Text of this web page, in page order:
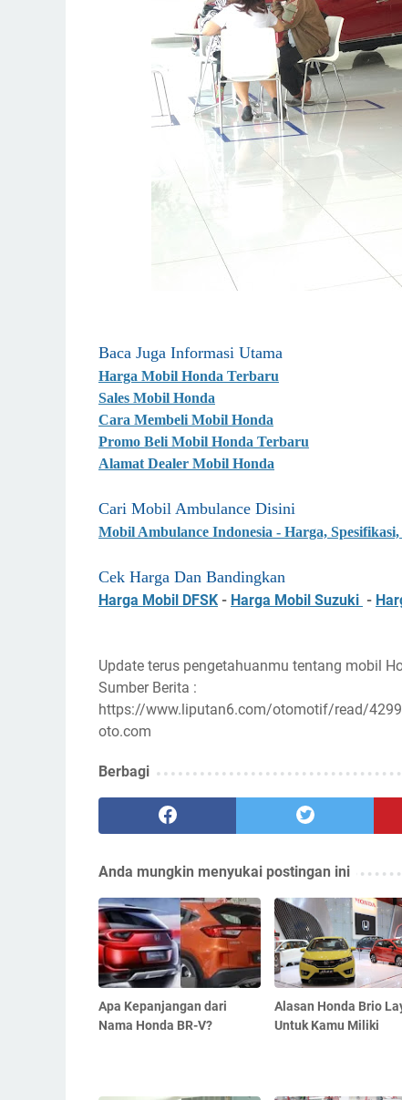
Baca Juga Informasi Utama
Harga Mobil Honda Terbaru
Sales Mobil Honda
Cara Membeli Mobil Honda
Promo Beli Mobil Honda Terbaru
Alamat Dealer Mobil Honda
Cari Mobil Ambulance Disini
Mobil Ambulance Indonesia - Harga,
Cek Harga Dan Bandingkan
Harga Mobil DFSK - Harga Mobil Suzuki -
Update terus pengetahuanmu tentang mobil
Sumber Berita :
https://www.liputan6.com/otomotif/read/
oto.com
Berbagi
Anda mungkin menyukai postingan ini
Apa Kepanjangan dari
Nama Honda BR-V?
Alasan Honda Brio
Untuk Kamu Miliki